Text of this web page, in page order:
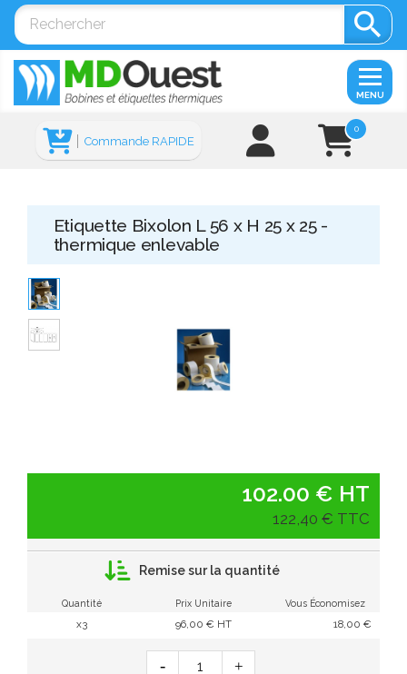

0
Commande RAPIDE
MENU
Etiquette Bixolon L 56 x H 25 x 25 -
thermique enlevable
102.00 € HT
122,40 € TTC
Remise sur la quantité
Quantité Prix Unitaire Vous Économisez
x3 96,00 € HT 18,00 €